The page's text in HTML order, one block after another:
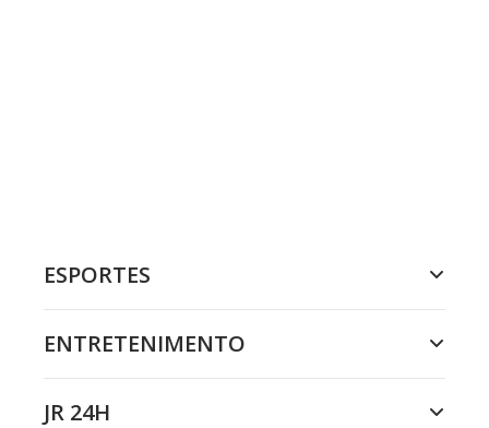
ESPORTES
ENTRETENIMENTO
JR 24H